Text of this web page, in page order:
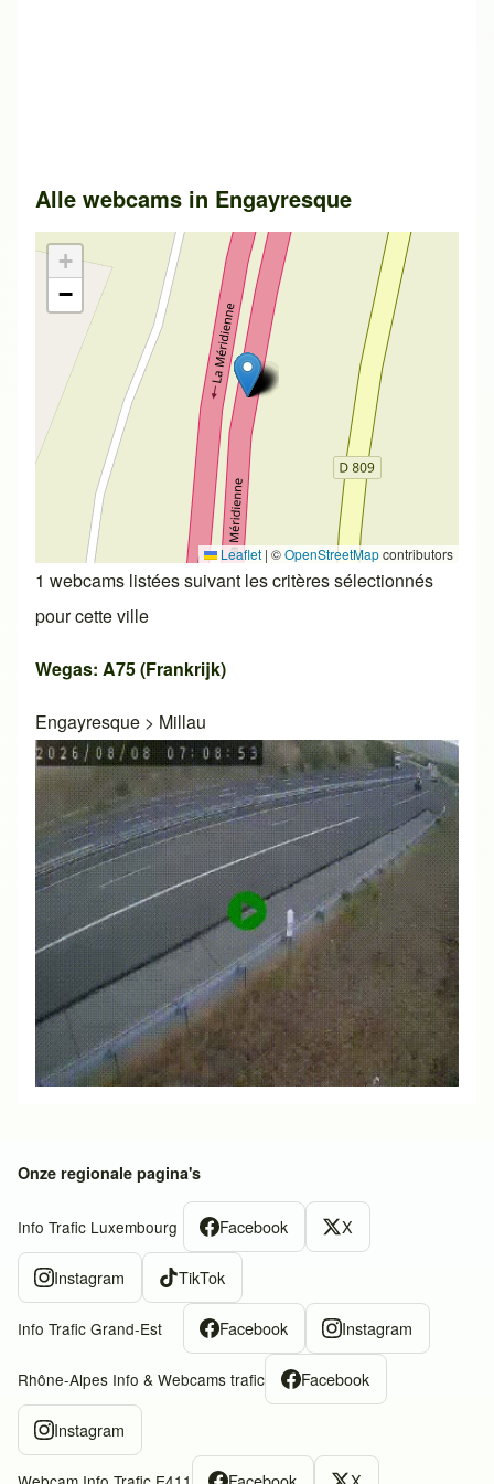
Alle webcams in Engayresque
+
−
Leaflet | ©OpenStreetMapcontributors
1 webcams listées suivant les critères sélectionnés
pour cette ville
Wegas: A75 (Frankrijk)
Engayresque > Millau
Onze regionale pagina's
Info Trafic Luxembourg Facebook X
Instagram TikTok
Info Trafic Grand-Est Facebook Instagram
Rhône-Alpes Info & Webcams trafic Facebook
Instagram